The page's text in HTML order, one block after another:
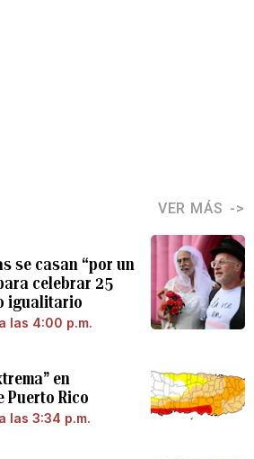
VER MÁS
se casan “por un
celebrar 25
igualitario
las 4:00 p.m.
en
Puerto Rico
las 3:34 p.m.